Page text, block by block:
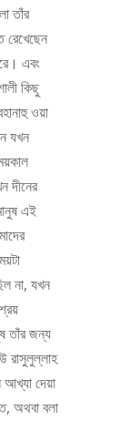
তাঁর
রেখেছেন
এবং
কিছু
ওয়া
যখন
দীনের
এই
না, যখন
তাঁর জন্য
রাসুলুল্লাহ
দেয়া
অথবা বলা